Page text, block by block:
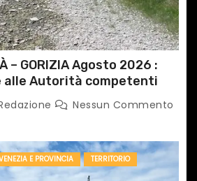
– GORIZIA Agosto 2026 :
alle Autorità competenti
Nessun Commento
E PROVINCIA TERRITORIO